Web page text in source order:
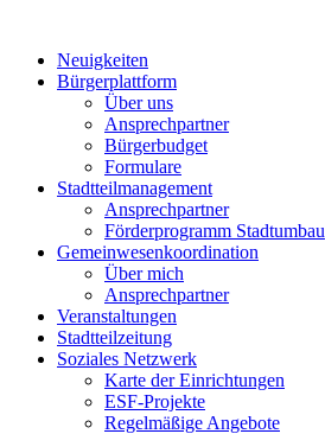
Neuigkeiten
Bürgerplattform
Über uns
Ansprechpartner
Bürgerbudget
Formulare
Stadtteilmanagement
Ansprechpartner
Förderprogramm Stadtumbau
Gemeinwesenkoordination
Über mich
Ansprechpartner
Veranstaltungen
Stadtteilzeitung
Soziales Netzwerk
Karte der Einrichtungen
ESF-Projekte
Regelmäßige Angebote